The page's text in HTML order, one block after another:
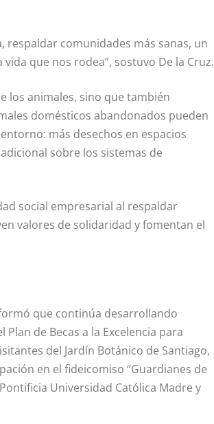
respaldar comunidades más sanas, un
que nos rodea”, sostuvo De la Cruz.
los animales, sino que también
domésticos abandonados pueden
más desechos en espacios
sobre los sistemas de
social empresarial al respaldar
valores de solidaridad y fomentan el
que continúa desarrollando
de Becas a la Excelencia para
del Jardín Botánico de Santiago,
en el fideicomiso “Guardianes de
Universidad Católica Madre y